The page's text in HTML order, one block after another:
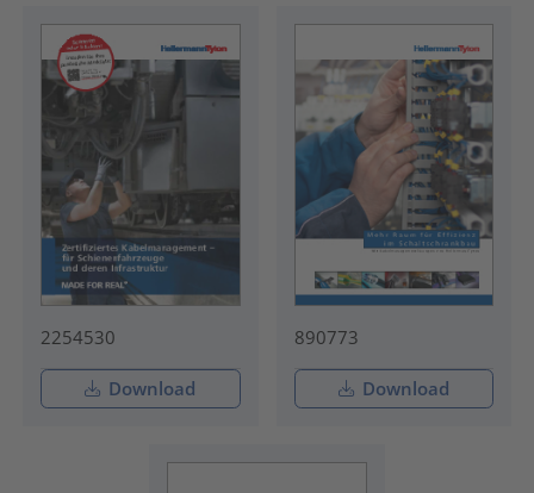
2254530
Download
890773
Download